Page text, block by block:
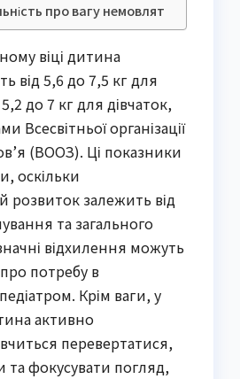
про вагу немовлят
віці дитина
від 5,6 до 7,5 кг для
5,2 до 7 кг для дівчаток,
Всесвітньої організації
(ВООЗ). Ці показники
оскільки
розвиток залежить від
та загального
відхилення можуть
потребу в
Крім ваги, у
активно
перевертатися,
та фокусувати погляд,